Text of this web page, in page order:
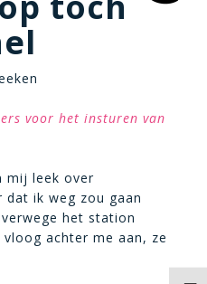
voor het insturen van
mij leek over
dat ik weg zou gaan
het station
vloog achter me aan, ze